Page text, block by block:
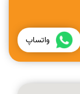
واتساپ